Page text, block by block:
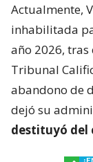
Actualmente,
inhabilitada
año 2026,
Tribunal
abandono de
dejó su
destituyó del